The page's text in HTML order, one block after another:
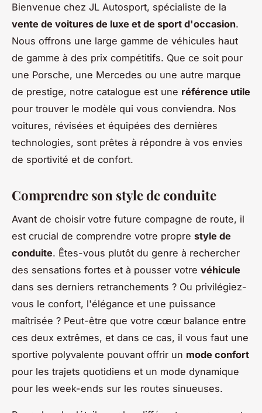
Bienvenue chez JL Autosport, spécialiste de la
vente de voitures de luxe et de sport d'occasion.
Nous offrons une large gamme de véhicules haut
de gamme à des prix compétitifs. Que ce soit pour
une Porsche, une Mercedes ou une autre marque
de prestige, notre catalogue est une référence utile
pour trouver le modèle qui vous conviendra. Nos
voitures, révisées et équipées des dernières
technologies, sont prêtes à répondre à vos envies
de sportivité et de confort.
Comprendre son style de conduite
Avant de choisir votre future compagne de route, il
est crucial de comprendre votre propre style de
conduite. Êtes-vous plutôt du genre à rechercher
des sensations fortes et à pousser votre véhicule
dans ses derniers retranchements ? Ou privilégiez-
vous le confort, l'élégance et une puissance
maîtrisée ? Peut-être que votre cœur balance entre
ces deux extrêmes, et dans ce cas, il vous faut une
sportive polyvalente pouvant offrir un mode confort
pour les trajets quotidiens et un mode dynamique
pour les week-ends sur les routes sinueuses.